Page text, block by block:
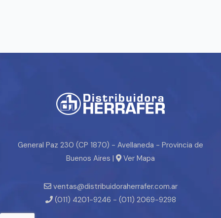
General Paz 230 (CP 1870) - Avellaneda - Provincia de
Buenos Aires |
Ver Mapa
ventas@distribuidoraherrafer.com.ar
(011) 4201-9246 - (011) 2069-9298